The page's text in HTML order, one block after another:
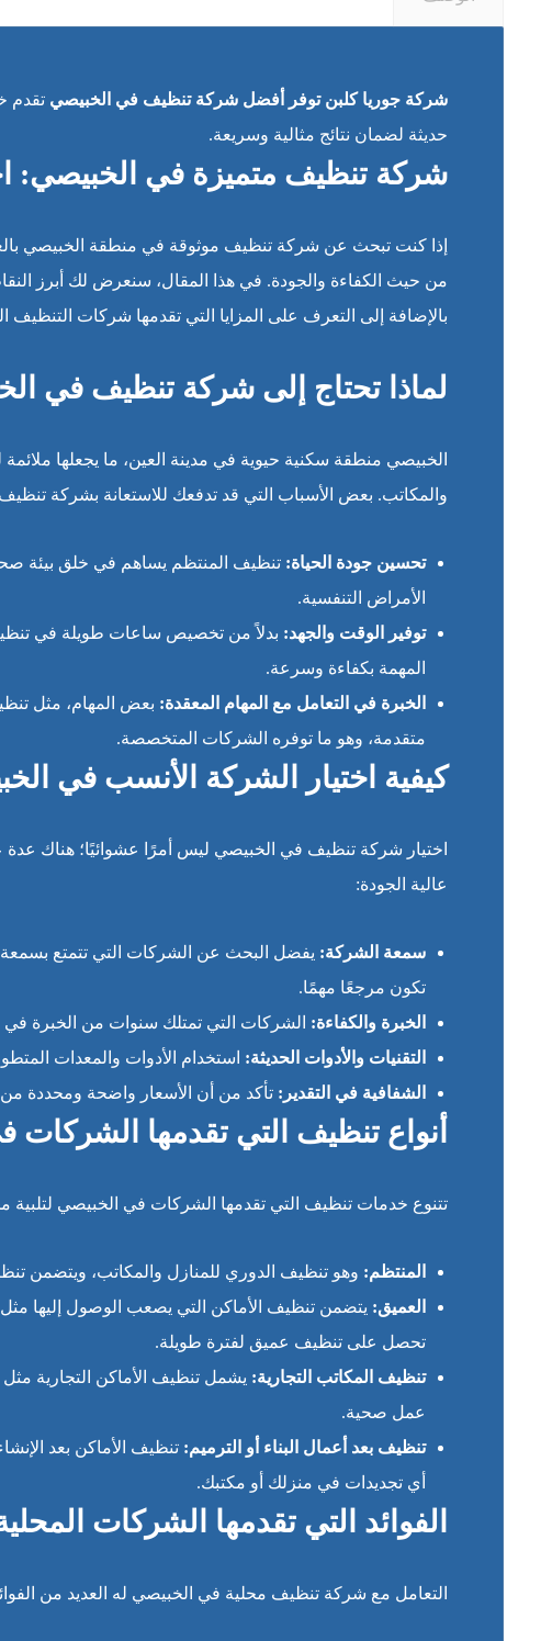
شركة جوريا كلبن توفر أفضل شركة تنظيف في الخبيصي تقدم
حديثة لضمان نتائج مثالية وسريعة.
شركة تنظيف متميزة في الخبيصي:
إذا كنت تبحث عن شركة تنظيف موثوقة في منطقة الخبيصي
من حيث الكفاءة والجودة. في هذا المقال، سنعرض لك أبرز
بالإضافة إلى التعرف على المزايا التي تقدمها شركات التنظيف
لماذا تحتاج إلى شركة تنظيف في
الخبيصي منطقة سكنية حيوية في مدينة العين، ما يجعلها
والمكاتب. بعض الأسباب التي قد تدفعك للاستعانة بشركة
تحسين جودة الحياة: تنظيف المنتظم يساهم في خلق بيئة
الأمراض التنفسية.
توفير الوقت والجهد: بدلاً من تخصيص ساعات طويلة في
المهمة بكفاءة وسرعة.
الخبرة في التعامل مع المهام المعقدة: بعض المهام، مثل
متقدمة، وهو ما توفره الشركات المتخصصة.
كيفية اختيار الشركة الأنسب في
اختيار شركة تنظيف في الخبيصي ليس أمرًا عشوائيًا؛ هناك
عالية الجودة:
سمعة الشركة: يفضل البحث عن الشركات التي تتمتع بسمعة
تكون مرجعًا مهمًا.
الخبرة والكفاءة: الشركات التي تمتلك سنوات من الخبرة
التقنيات والأدوات الحديثة: استخدام الأدوات والمعدات
الشفافية في التقدير: تأكد من أن الأسعار واضحة ومحددة من
أنواع تنظيف التي تقدمها الشركات
تتنوع خدمات تنظيف التي تقدمها الشركات في الخبيصي لتلبية
المنتظم: وهو تنظيف الدوري للمنازل والمكاتب، ويتضمن
العميق: يتضمن تنظيف الأماكن التي يصعب الوصول إليها مثل
تحصل على تنظيف عميق لفترة طويلة.
تنظيف المكاتب التجارية: يشمل تنظيف الأماكن التجارية
عمل صحية.
تنظيف بعد أعمال البناء أو الترميم: تنظيف الأماكن بعد
أي تجديدات في منزلك أو مكتبك.
الفوائد التي تقدمها الشركات
التعامل مع شركة تنظيف محلية في الخبيصي له العديد من